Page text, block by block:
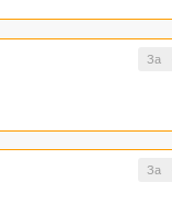
За
За